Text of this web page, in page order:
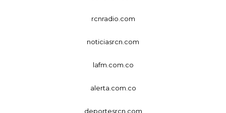
rcnradio.com
noticiasrcn.com
lafm.com.co
alerta.com.co
deportesrcn.com